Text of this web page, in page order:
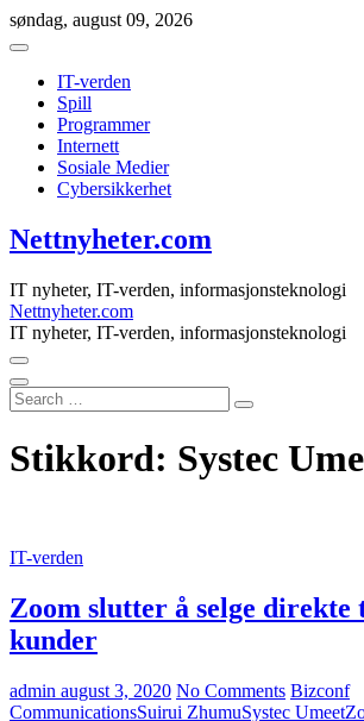
Skip
to
søndag, august 09, 2026
IT-verden
Spill
Programmer
Internett
Sosiale Medier
Cybersikkerhet
Nettnyheter.com
IT nyheter, IT-verden, informasjonsteknologi
Nettnyheter.com
IT nyheter, IT-verden, informasjonsteknologi
Search
…
Stikkord: Systec
IT-verden
Zoom slutter å selge direkte
kunder
admin august 3, 2020 No Comments Bizconf
CommunicationsSuirui ZhumuSystec Umeet